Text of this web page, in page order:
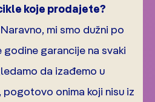
koje prodajete?
Naravno, mi smo dužni po
godine garancije na svaki
da izađemo u
pogotovo onima koji nisu iz